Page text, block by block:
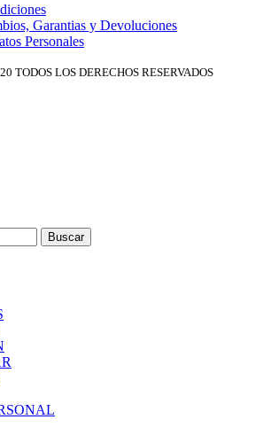
Garantias y Devoluciones
Personales
TODOS LOS DERECHOS RESERVADOS
Buscar